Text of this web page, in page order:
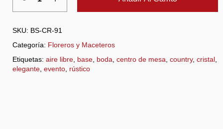
SKU: BS-CR-91
Categoría: Floreros y Maceteros
Etiquetas: aire libre base boda centro de mesa country, cristal
elegante evento rústico